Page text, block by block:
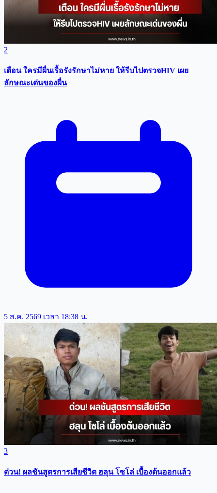
2
เตือน ใครมีผื่นเรื้อรังรักษาไม่หาย ให้รีบไปตรวจHIV เผย
ลักษณะเด่นของผื่น
5 ส.ค. 2569 เวลา 18:38 น.
3
ด่วน! ผลชันสูตรการเสียชีวิต ฮลุน โซโล่ เบื้องต้นออกแล้ว